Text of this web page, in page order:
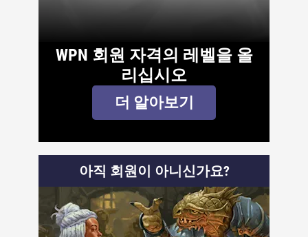
WPN 회원 자격의 레벨을 올
리십시오
더 알아보기
아직 회원이 아니신가요?